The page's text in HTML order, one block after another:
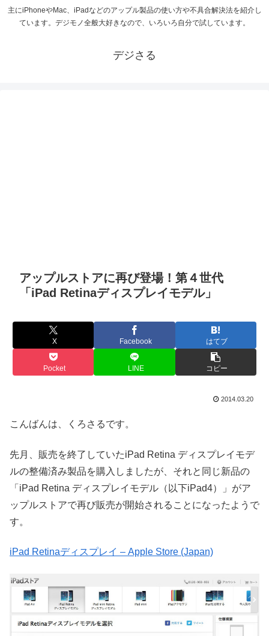
主にiPhoneやMac、iPadなどのアップル製品の使い方や不具合解決法を紹介し
ています。デジモノ全般大好きなので、いろいろ自分で試しています。
デジさる
アップルストアに再び登場！第４世代
「iPad Retinaディスプレイモデル」
X Facebook はてブ
Pocket LINE コピー
2014.03.20
こんばんは、くろさるです。
先月、販売を終了していたiPad Retina ディスプレイモデ
ルの整備済み製品を購入しましたが、それと同じ新品の
「iPad Retina ディスプレイモデル（以下iPad4）」がア
ップルストアで再び販売が開始されることになったようで
す。
iPad Retinaディスプレイ – Apple Store (Japan)